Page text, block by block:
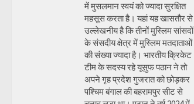
में मुसलमान स्वयं को ज्यादा सुरक्षित
महसूस करता है। यहां यह खासतौर से
उल्लेखनीय है कि तीनों मुस्लिम सांसदों
के संसदीय क्षेत्र में मुस्लिम मतदाताओं
की संख्या ज्यादा है। भारतीय क्रिकेट
टीम के सदस्य रहे यूसुफ पठान ने तो
अपने गृह प्रदेश गुजरात को छोड़कर
पश्चिम बंगाल की बहरामपुर सीट से